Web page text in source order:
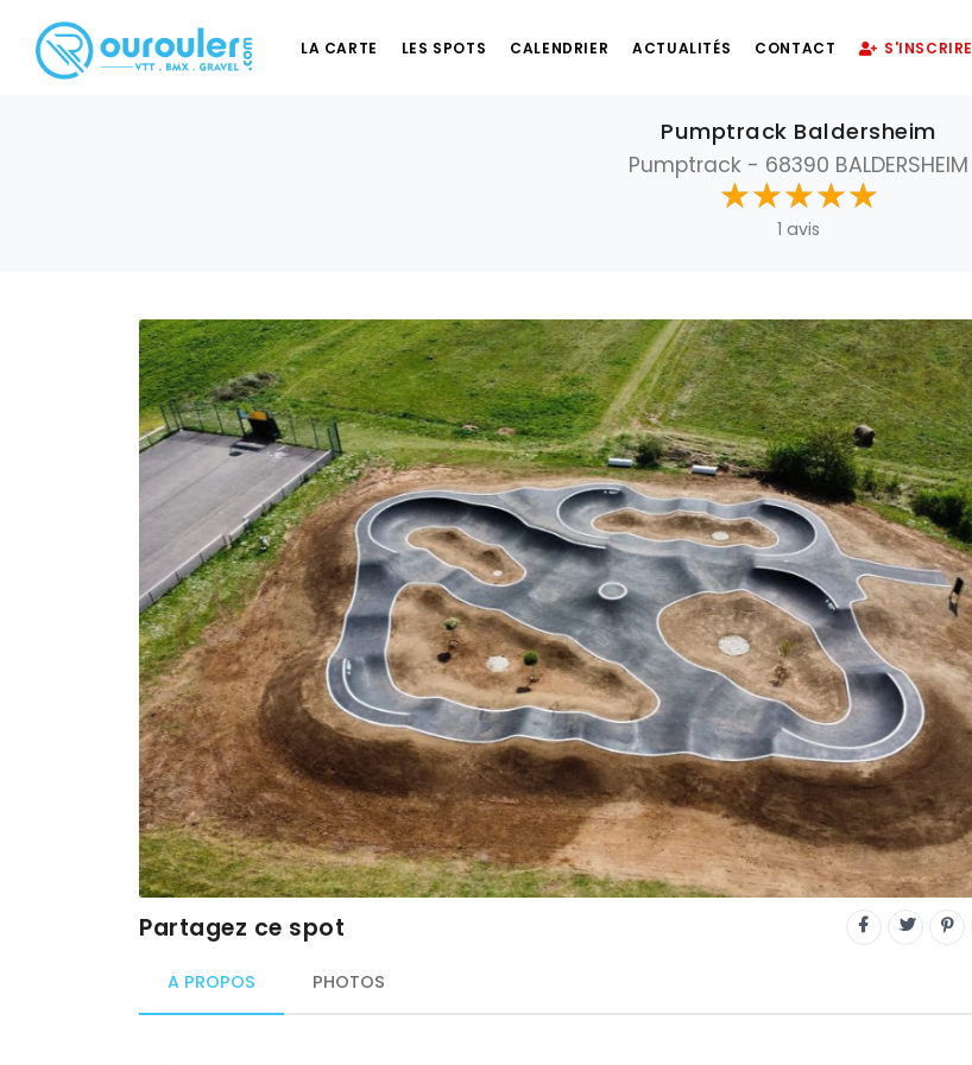
CONNECTEZ-VOUS
LA CARTE LES SPOTS CALENDRIER ACTUALITÉS CONTACT S'INSCRIRE
Pumptrack Baldersheim
Pumptrack - 68390 BALDERSHEIM
☆☆☆☆☆
★★★★★
1 avis
Partagez ce spot
A PROPOS PHOTOS